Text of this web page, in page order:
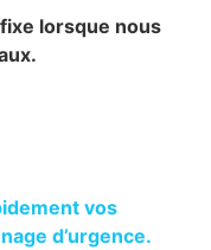
lorsque nous
vos
d’urgence.